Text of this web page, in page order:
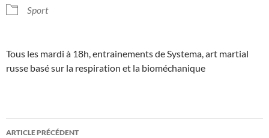
Sport
Tous les mardi à 18h, entrainements de Systema, art martial
russe basé sur la respiration et la bioméchanique
Navigation
ARTICLE PRÉCÉDENT